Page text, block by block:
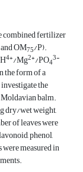
combined fertilizer
OM75/P).
4+/Mg2+/PO43-
the form of a
the
balm.
dry/wet weight,
of leaves were
phenol,
measured in